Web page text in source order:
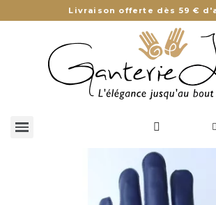
Livraison offerte dès 59 €